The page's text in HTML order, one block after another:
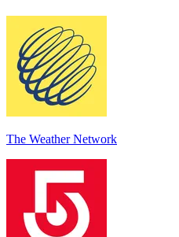
The Weather Network